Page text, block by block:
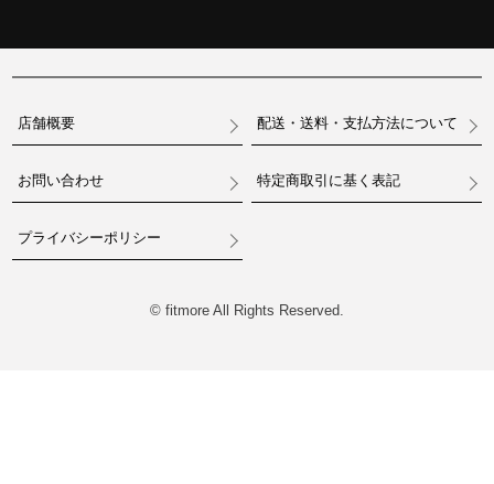
店舗概要 配送・送料・支払方法について
お問い合わせ 特定商取引に基く表記
プライバシーポリシー
© fitmore All Rights Reserved.